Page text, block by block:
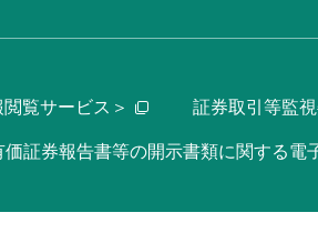
覧サービス＞ 証券取引等監
証券報告書等の開示書類に関する電